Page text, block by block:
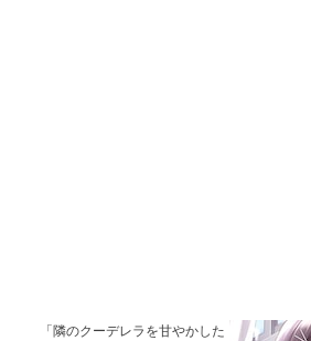
「隣のクーデレラを甘やかした